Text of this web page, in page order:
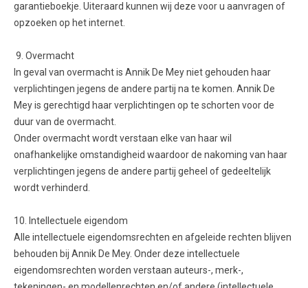
garantieboekje. Uiteraard kunnen wij deze voor u aanvragen of
opzoeken op het internet.
9. Overmacht
In geval van overmacht is Annik De Mey niet gehouden haar
verplichtingen jegens de andere partij na te komen. Annik De
Mey is gerechtigd haar verplichtingen op te schorten voor de
duur van de overmacht.
Onder overmacht wordt verstaan elke van haar wil
onafhankelijke omstandigheid waardoor de nakoming van haar
verplichtingen jegens de andere partij geheel of gedeeltelijk
wordt verhinderd.
10. Intellectuele eigendom
Alle intellectuele eigendomsrechten en afgeleide rechten blijven
behouden bij Annik De Mey. Onder deze intellectuele
eigendomsrechten worden verstaan auteurs-, merk-,